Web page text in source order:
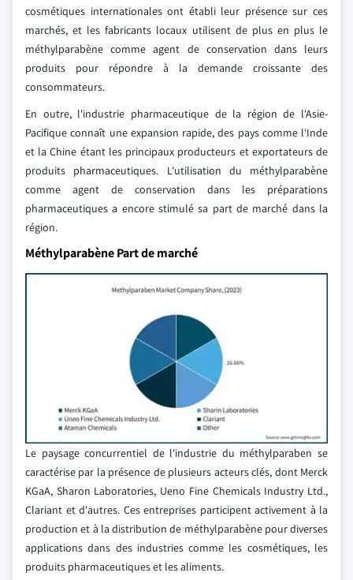
cosmétiques internationales ont établi leur présence sur ces
marchés, et les fabricants locaux utilisent de plus en plus le
méthylparabène comme agent de conservation dans leurs
produits pour répondre à la demande croissante des
consommateurs.
En outre, l'industrie pharmaceutique de la région de l'Asie-
Pacifique connaît une expansion rapide, des pays comme l'Inde
et la Chine étant les principaux producteurs et exportateurs de
produits pharmaceutiques. L'utilisation du méthylparabène
comme agent de conservation dans les préparations
pharmaceutiques a encore stimulé sa part de marché dans la
région.
Méthylparabène Part de marché
Le paysage concurrentiel de l'industrie du méthylparaben se
caractérise par la présence de plusieurs acteurs clés, dont Merck
KGaA, Sharon Laboratories, Ueno Fine Chemicals Industry Ltd.,
Clariant et d'autres. Ces entreprises participent activement à la
production et à la distribution de méthylparabène pour diverses
applications dans des industries comme les cosmétiques, les
produits pharmaceutiques et les aliments.